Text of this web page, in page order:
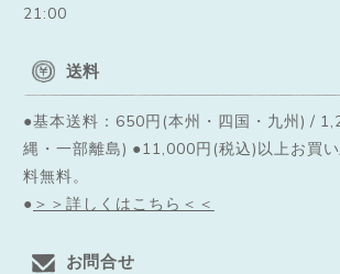
21:00
送料
●基本送料：650円(本州・四国・九州) /
縄・一部離島) ●11,000円(税込)以上お買
料無料。
● ＞＞詳しくはこちら＜＜
お問合せ